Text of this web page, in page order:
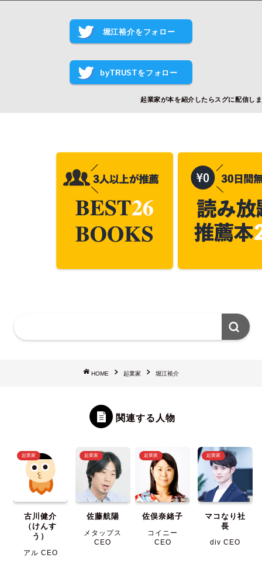
堀江裕介をフォロー
byTRUSTをフォロー
起業家が本を紹介したらスグに配信し
HOME 起業家 堀江裕介
関連する人物
起業家
古川健介
（けんす
う）
アル CEO
起業家
佐藤航陽
メタップス
CEO
起業家
佐俣奈緒子
コイニー
CEO
起業家
マコなり社
長
div CEO